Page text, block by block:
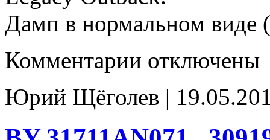
Дамп в нормальном виде
Комментарии записи
30919AB020
93c66
отключены
Юрий Щёголев |